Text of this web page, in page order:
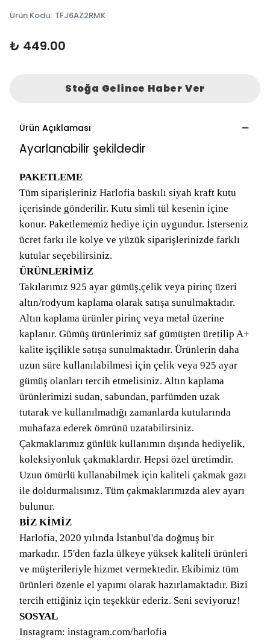
Ürün Kodu: TFJ6AZ2RMK
₺ 449.00
Stoğa Gelince Haber Ver
Ürün Açıklaması
Ayarlanabilir şekildedir
PAKETLEME
Tüm siparişleriniz Harlofia baskılı siyah kraft kutu
içerisinde gönderilir. Kutu simli tül kesenin içine
konur. Paketlememiz hediye için uygundur. İsterseniz
ücret farkı ile kolye ve yüzük siparişlerinizde farklı
kutular seçebilirsiniz.
ÜRÜNLERİMİZ
Takılarımız 925 ayar gümüş,çelik veya pirinç üzeri
altın/rodyum kaplama olarak satışa sunulmaktadır.
Altın kaplama ürünler pirinç veya metal üzerine
kaplanır. Gümüş ürünlerimiz saf gümüşten üretilip A+
kalite işçilikle satışa sunulmaktadır. Ürünlerin daha
uzun süre kullanılabilmesi için çelik veya 925 ayar
gümüş olanları tercih etmelisiniz. Altın kaplama
ürünlerimizi sudan, sabundan, parfümden uzak
tutarak ve kullanılmadığı zamanlarda kutularında
muhafaza ederek ömrünü uzatabilirsiniz.
Çakmaklarımız günlük kullanımın dışında hediyelik,
koleksiyonluk çakmaklardır. Hepsi özel üretimdir.
Uzun ömürlü kullanabilmek için kaliteli çakmak gazı
ile doldurmalısınız. Tüm çakmaklarımızda alev ayarı
bulunur.
BİZ KİMİZ
Harlofia, 2020 yılında İstanbul'da doğmuş bir
markadır. 15'den fazla ülkeye yüksek kaliteli ürünleri
ve müşterileriyle hizmet vermektedir. Ekibimiz tüm
ürünleri özenle el yapımı olarak hazırlamaktadır. Bizi
tercih ettiğiniz için teşekkür ederiz. Seni seviyoruz!
SOSYAL
Instagram: instagram.com/harlofia